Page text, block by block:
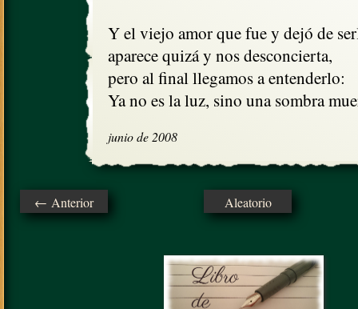
Y el viejo amor que fue y dejó de
aparece quizá y nos desconcierta,
pero al final llegamos a entenderlo:
Ya no es la luz, sino una sombra
junio de 2008
← Anterior Aleatorio